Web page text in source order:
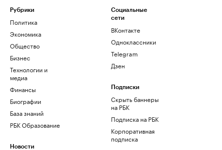
Рубрики
Политика
Экономика
Общество
Бизнес
Технологии и
медиа
Финансы
Биографии
База знаний
РБК Образование
Новости
Социальные
сети
ВКонтакте
Одноклассники
Telegram
Дзен
Подписки
Скрыть баннеры
на РБК
Подписка на РБК
Корпоративная
подписка